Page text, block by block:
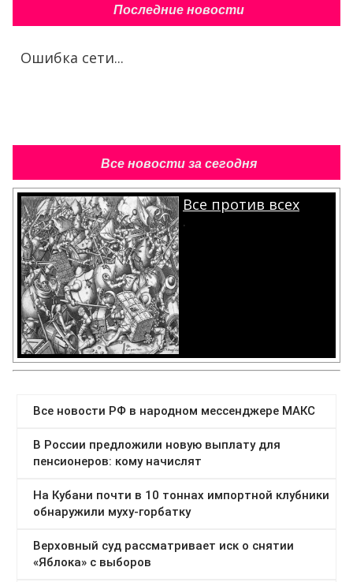
Последние новости
Ошибка сети...
Все новости за сегодня
Все против всех
.